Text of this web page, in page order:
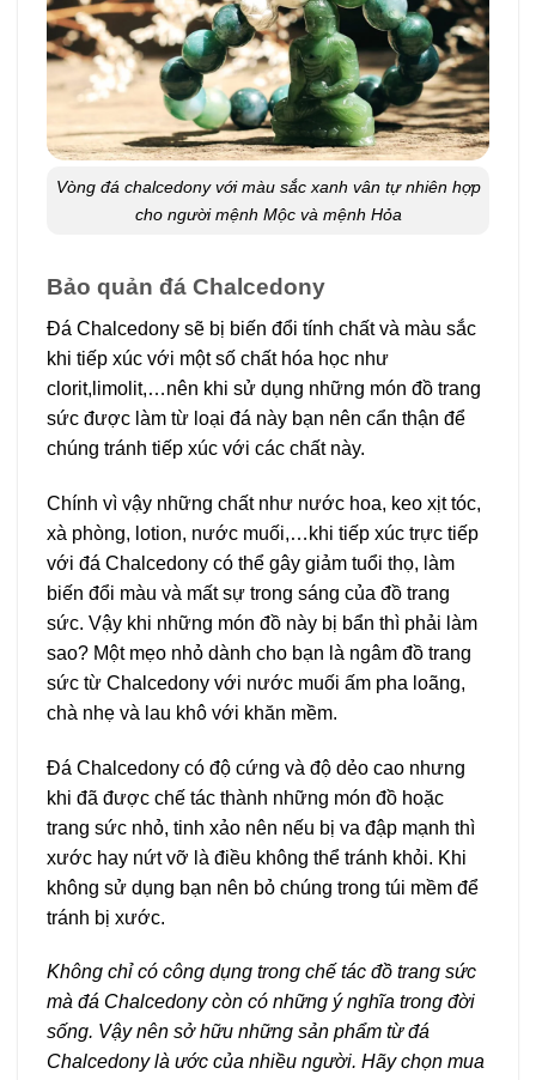
Vòng đá chalcedony với màu sắc xanh vân tự nhiên hợp
cho người mệnh Mộc và mệnh Hỏa
Bảo quản đá Chalcedony
Đá Chalcedony sẽ bị biến đổi tính chất và màu sắc
khi tiếp xúc với một số chất hóa học như
clorit,limolit,…nên khi sử dụng những món đồ trang
sức được làm từ loại đá này bạn nên cẩn thận để
chúng tránh tiếp xúc với các chất này.
Chính vì vậy những chất như nước hoa, keo xịt tóc,
xà phòng, lotion, nước muối,…khi tiếp xúc trực tiếp
với đá Chalcedony có thể gây giảm tuổi thọ, làm
biến đổi màu và mất sự trong sáng của đồ trang
sức. Vậy khi những món đồ này bị bẩn thì phải làm
sao? Một mẹo nhỏ dành cho bạn là ngâm đồ trang
sức từ Chalcedony với nước muối ấm pha loãng,
chà nhẹ và lau khô với khăn mềm.
Đá Chalcedony có độ cứng và độ dẻo cao nhưng
khi đã được chế tác thành những món đồ hoặc
trang sức nhỏ, tinh xảo nên nếu bị va đập mạnh thì
xước hay nứt vỡ là điều không thể tránh khỏi. Khi
không sử dụng bạn nên bỏ chúng trong túi mềm để
tránh bị xước.
Không chỉ có công dụng trong chế tác đồ trang sức
mà đá Chalcedony còn có những ý nghĩa trong đời
sống. Vậy nên sở hữu những sản phẩm từ đá
Chalcedony là ước của nhiều người. Hãy chọn mua